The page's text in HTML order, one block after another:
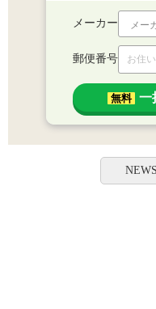
メーカー
郵便番号
無料 一